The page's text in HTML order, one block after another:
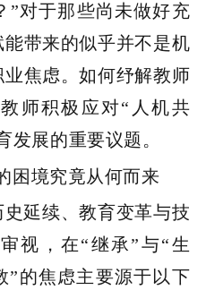
”对于那些尚未做好充
带来的似乎并不是机
焦虑。如何纾解教师
师积极应对“人机共
发展的重要议题。
困境究竟从何而来
延续、教育变革与技
视，在“继承”与“生
”的焦虑主要源于以下